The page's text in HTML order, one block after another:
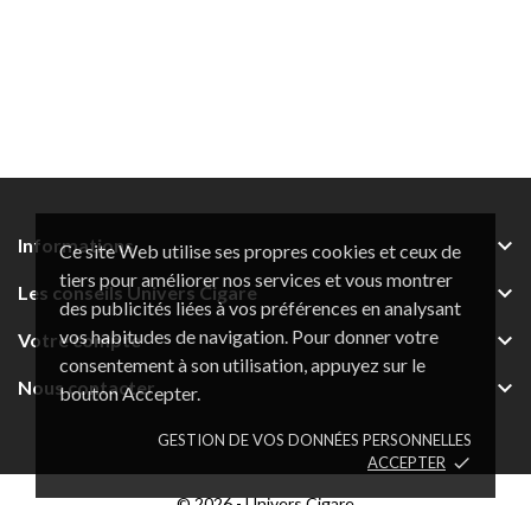
Ce site Web utilise ses propres cookies et ceux de
tiers pour améliorer nos services et vous montrer
des publicités liées à vos préférences en analysant
vos habitudes de navigation. Pour donner votre
consentement à son utilisation, appuyez sur le
bouton Accepter.
GESTION DE VOS DONNÉES PERSONNELLES
ACCEPTER done
Informations 
Les conseils Univers Cigare 
Votre compte 
Nous contacter 